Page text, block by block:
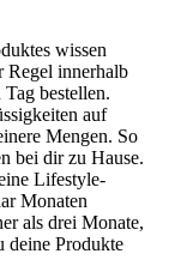
wissen
Regel innerhalb
bestellen.
auf
Mengen. So
bei dir zu Hause.
Lifestyle-
Monaten
als drei Monate,
deine Produkte